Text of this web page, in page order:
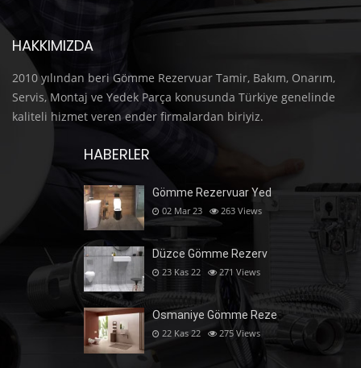
HAKKIMIZDA
2010 yılından beri Gömme Rezervuar Tamir, Bakım, Onarım,
Servis, Montaj ve Yedek Parça konusunda Türkiye genelinde
kaliteli hizmet veren ender firmalardan biriyiz.
HABERLER
Gömme Rezervuar Yed
02 Mar 23 263 Views
Düzce Gömme Rezerv
23 Kas 22 271 Views
Osmaniye Gömme Reze
22 Kas 22 275 Views